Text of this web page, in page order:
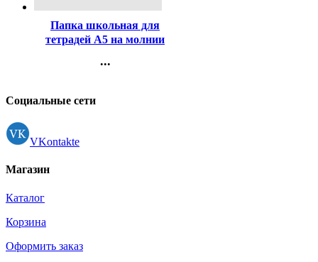
Папка школьная для
тетрадей А5 на молнии
Тиффани арт.ПТ-750
...
Регистрация
Социальные сети
VKontakte
Магазин
Каталог
Корзина
Оформить заказ